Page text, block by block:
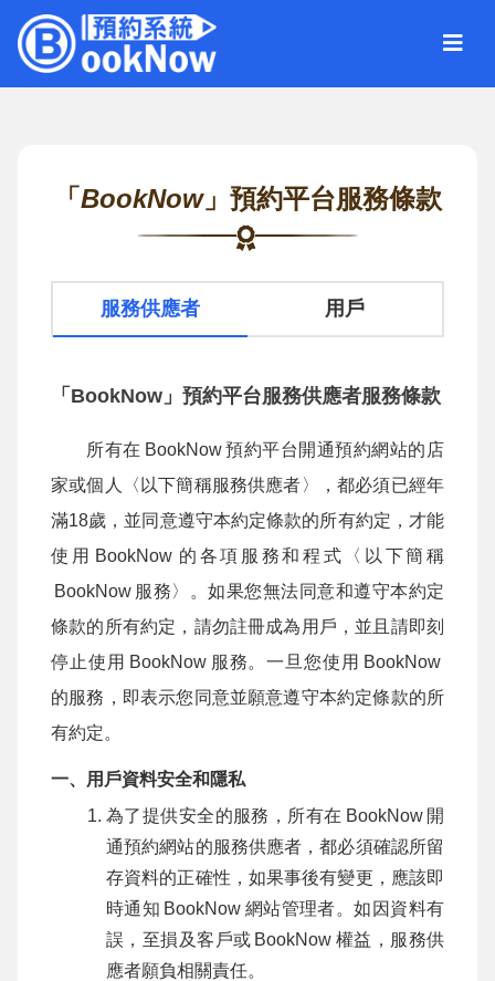
「 BookNow」預約平台服務條款
服務供應者 用戶
「BookNow」預約平台服務供應者服務條款
所有在 BookNow預約平台開通預約網站的店
家或個人〈以下簡稱服務供應者〉，都必須已經年
滿18歲，並同意遵守本約定條款的所有約定，才能
使用 BookNow 的各項服務和程式〈以下簡稱
BookNow 服務〉。如果您無法同意和遵守本約定
條款的所有約定，請勿註冊成為用戶，並且請即刻
停止使用 BookNow 服務。一旦您使用 BookNow
的服務，即表示您同意並願意遵守本約定條款的所
有約定。
一、用戶資料安全和隱私
為了提供安全的服務，所有在 BookNow 開
通預約網站的服務供應者，都必須確認所留
存資料的正確性，如果事後有變更，應該即
時通知 BookNow 網站管理者。如因資料有
誤，至損及客戶或 BookNow 權益，服務供
應者願負相關責任。